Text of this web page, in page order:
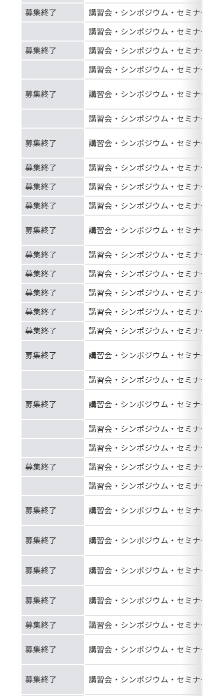
募集終了
講習会・シンポジウム・セミナー等
講習会・シンポジウム・セミナー等
募集終了
講習会・シンポジウム・セミナー等
講習会・シンポジウム・セミナー等
募集終了 講習会・シンポジウム・セミナー等
講習会・シンポジウム・セミナー等
募集終了 講習会・シンポジウム・セミナー等
募集終了
講習会・シンポジウム・セミナー等
募集終了
講習会・シンポジウム・セミナー等
募集終了
講習会・シンポジウム・セミナー等
募集終了 講習会・シンポジウム・セミナー等
募集終了
講習会・シンポジウム・セミナー等
募集終了
講習会・シンポジウム・セミナー等
募集終了
講習会・シンポジウム・セミナー等
募集終了
講習会・シンポジウム・セミナー等
募集終了
講習会・シンポジウム・セミナー等
募集終了 講習会・シンポジウム・セミナー等
講習会・シンポジウム・セミナー等
募集終了 講習会・シンポジウム・セミナー等
講習会・シンポジウム・セミナー等
講習会・シンポジウム・セミナー等
募集終了
講習会・シンポジウム・セミナー等
講習会・シンポジウム・セミナー等
募集終了 講習会・シンポジウム・セミナー等
募集終了 講習会・シンポジウム・セミナー等
募集終了 講習会・シンポジウム・セミナー等
募集終了 講習会・シンポジウム・セミナー等
募集終了 講習会・シンポジウム・セミナー等
募集終了 講習会・シンポジウム・セミナー等
募集終了 講習会・シンポジウム・セミナー等